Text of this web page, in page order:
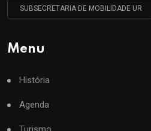
SUBSECRETARIA DE MOBILIDADE UR
Menu
História
Agenda